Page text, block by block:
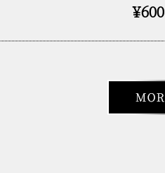
¥600